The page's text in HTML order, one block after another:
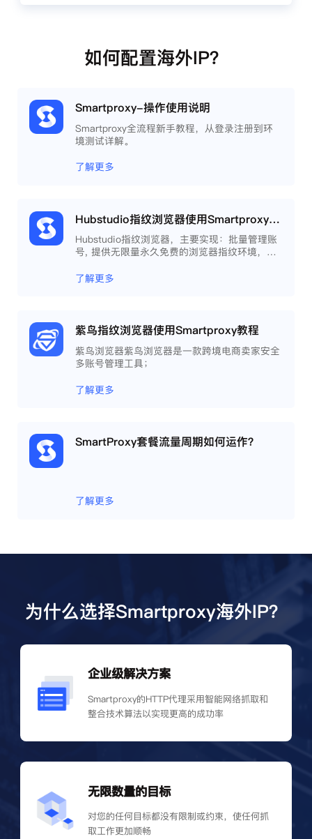
如何配置海外IP？
Smartproxy-操作使用说明
Smartproxy全流程新手教程，从登录注册到环
境测试详解。
了解更多
Hubstudio指纹浏览器使用Smartproxy教程
Hubstudio指纹浏览器，主要实现：批量管理账
号, 提供无限量永久免费的浏览器指纹环境，并
工作效率 。
了解更多
紫鸟指纹浏览器使用Smartproxy教程
紫鸟浏览器紫鸟浏览器是一款跨境电商卖家安全
多账号管理工具；
了解更多
SmartProxy套餐流量周期如何运作？
了解更多
为什么选择Smartproxy海外IP？
企业级解决方案
Smartproxy的HTTP代理采用智能网络抓取和
整合技术算法以实现更高的成功率
无限数量的目标
对您的任何目标都没有限制或约束，使任何抓
取工作更加顺畅